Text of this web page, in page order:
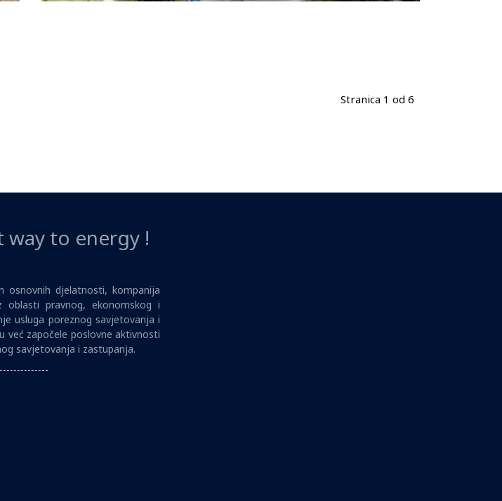
Stranica 1 od 6
way to energy !
osnovnih djelatnosti, kompanija
pravnog, ekonomskog i
usluga poreznog savjetovanja i
već započele poslovne aktivnosti
savjetovanja i zastupanja.